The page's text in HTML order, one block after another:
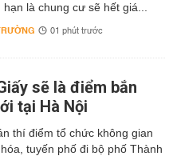
hạn là chung cư sẽ hết giá...
01 phút trước
sẽ là điểm bắn
tại Hà Nội
thí điểm tổ chức không gian
tuyến phố đi bộ phố Thành